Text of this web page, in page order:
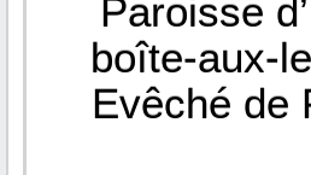
Paroisse
boîte-aux-
Evêché de